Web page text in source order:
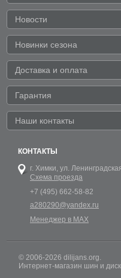
Новости
Новинки сезона
Доставка и оплата
Гарантия
Наши контакты
КОНТАКТЫ
г. Химки, ул.
Схема проезда
+7 (495) 662-58-82
a280290@yandex.ru
Менеджер в MAX
© 2006-2026 dilijans.org.
Интернет-магазин шин и